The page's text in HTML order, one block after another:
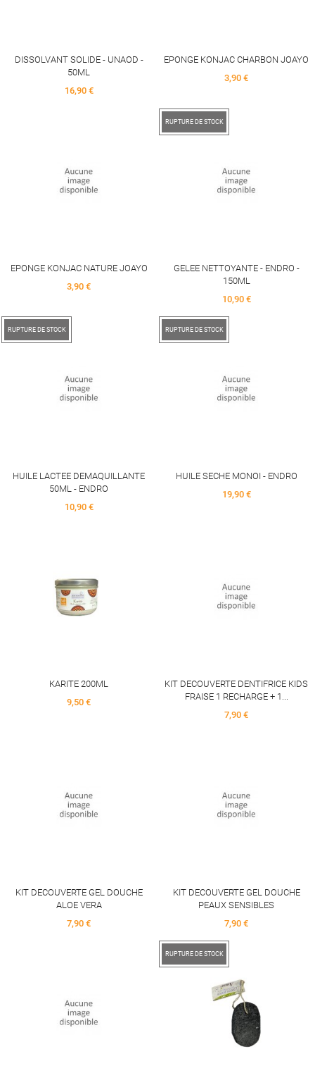
DISSOLVANT SOLIDE - UNAOD -
50ML
Price
16,90 €
EPONGE KONJAC CHARBON JOAYO
Price
3,90 €
EPONGE KONJAC NATURE JOAYO
Price
3,90 €
RUPTURE DE STOCK
GELEE NETTOYANTE - ENDRO -
150ML
Price
10,90 €
RUPTURE DE STOCK
HUILE LACTEE DEMAQUILLANTE
50ML - ENDRO
Price
10,90 €
RUPTURE DE STOCK
HUILE SECHE MONOI - ENDRO
Price
19,90 €
KARITE 200ML
Price
9,50 €
KIT DECOUVERTE DENTIFRICE KIDS
FRAISE 1 RECHARGE + 1...
Price
7,90 €
KIT DECOUVERTE GEL DOUCHE
ALOE VERA
Price
7,90 €
KIT DECOUVERTE GEL DOUCHE
PEAUX SENSIBLES
Price
7,90 €
RUPTURE DE STOCK